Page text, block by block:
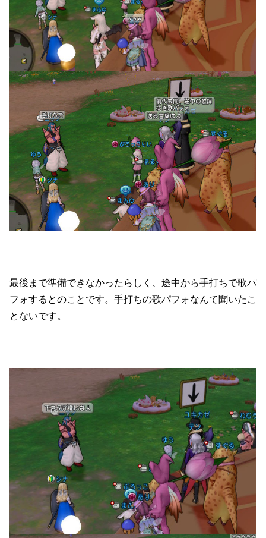
最後まで準備できなかったらしく、途中から手打ちで歌パ
フォするとのことです。手打ちの歌パフォなんて聞いたこ
とないです。